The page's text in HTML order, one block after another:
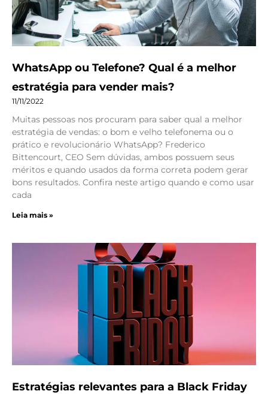
WhatsApp ou Telefone? Qual é a melhor
estratégia para vender mais?
11/11/2022
Muitas pessoas nos procuram para saber qual a melhor
estratégia de vendas: o bom e velho telefonema ou o
prático e revolucionário WhatsApp? Frederico
Bittencourt, CEO Sem dúvidas, ambos possuem seus
méritos e quando usados da forma correta podem gerar
bons resultados. Confira neste artigo quando e como usar
cada
Leia mais »
Estratégias relevantes para a Black Friday